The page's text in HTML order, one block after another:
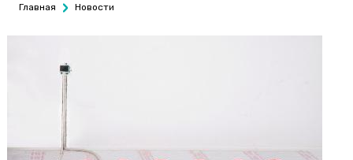
Главная Новости